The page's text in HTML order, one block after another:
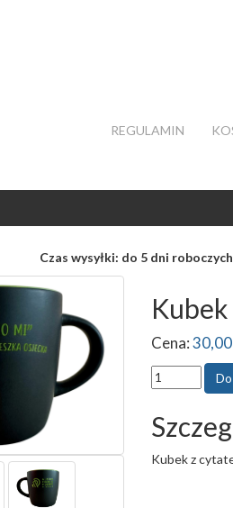
REGULAMIN
Czas wysyłki: do 5 dni
Cena:30,00
Kubek z